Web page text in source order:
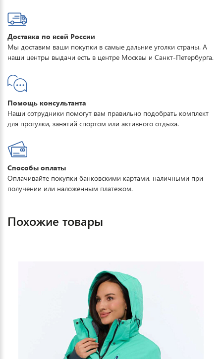
Доставка по всей России
Мы доставим ваши покупки в самые дальние уголки страны. А
наши центры выдачи есть в центре Москвы и Санкт-Петербурга.
Помощь консультанта
Наши сотрудники помогут вам правильно подобрать комплект
для прогулки, занятий спортом или активного отдыха.
Способы оплаты
Оплачивайте покупки банковскими картами, наличными при
получении или наложенным платежом.
Похожие товары